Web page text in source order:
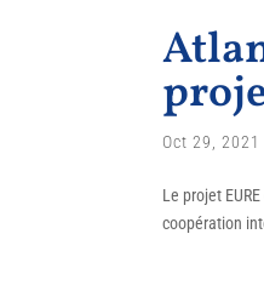
Oct 29, 2021
Le projet
coopération